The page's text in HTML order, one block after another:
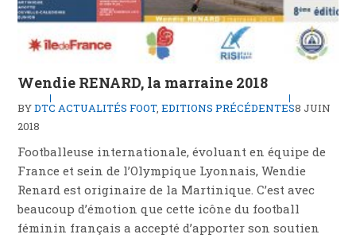
Wendie RENARD, la marraine 2018
BYDTC ACTUALITÉS FOOT,EDITIONS PRÉCÉDENTES8 JUIN
2018
Footballeuse internationale, évoluant en équipe de
France et sein de l’Olympique Lyonnais, Wendie
Renard est originaire de la Martinique. C’est avec
beaucoup d’émotion que cette icône du football
féminin français a accepté d’apporter son soutien